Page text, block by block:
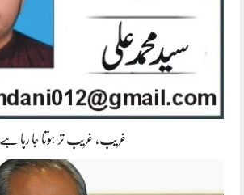
غریب، غریب تر ہوتا جا رہا ہے